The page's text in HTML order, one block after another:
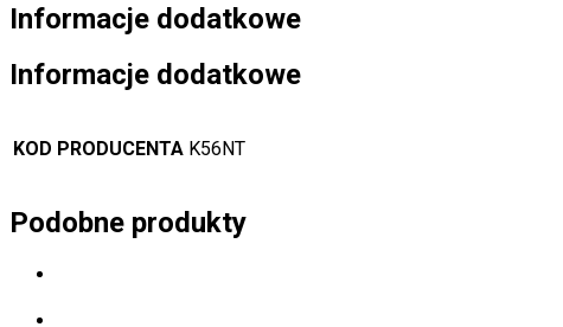
Informacje dodatkowe
Informacje dodatkowe
KOD PRODUCENTA K56NT
Podobne produkty